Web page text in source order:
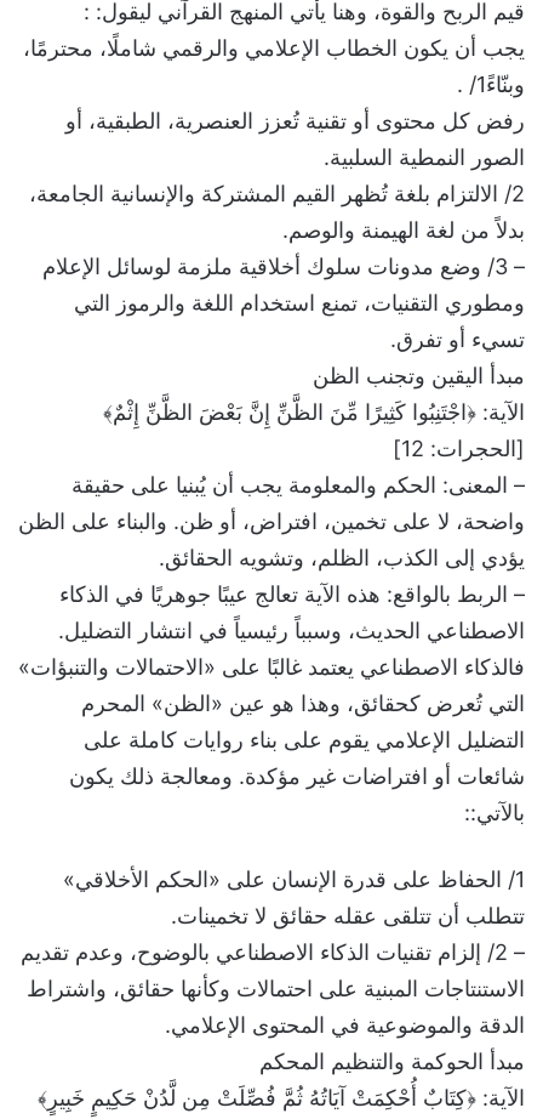
قيم الربح والقوة، وهنا يأتي المنهج القرآني ليقول: :
يجب أن يكون الخطاب الإعلامي والرقمي شاملًا، محترمًا،
وبنّاءً1/ .
رفض كل محتوى أو تقنية تُعزز العنصرية، الطبقية، أو
الصور النمطية السلبية.
2/ الالتزام بلغة تُظهر القيم المشتركة والإنسانية الجامعة،
بدلاً من لغة الهيمنة والوصم.
– 3/ وضع مدونات سلوك أخلاقية ملزمة لوسائل الإعلام
ومطوري التقنيات، تمنع استخدام اللغة والرموز التي
تسيء أو تفرق.
مبدأ اليقين وتجنب الظن
الآية: ﴿اجْتَنِبُوا كَثِيرًا مِّنَ الظَّنِّ إِنَّ بَعْضَ الظَّنِّ إِثْمٌ﴾
[الحجرات: 12]
– المعنى: الحكم والمعلومة يجب أن يُبنيا على حقيقة
واضحة، لا على تخمين، افتراض، أو ظن. والبناء على الظن
يؤدي إلى الكذب، الظلم، وتشويه الحقائق.
– الربط بالواقع: هذه الآية تعالج عيبًا جوهريًا في الذكاء
الاصطناعي الحديث، وسبباً رئيسياً في انتشار التضليل.
فالذكاء الاصطناعي يعتمد غالبًا على «الاحتمالات والتنبؤات»
التي تُعرض كحقائق، وهذا هو عين «الظن» المحرم
التضليل الإعلامي يقوم على بناء روايات كاملة على
شائعات أو افتراضات غير مؤكدة. ومعالجة ذلك يكون
بالآتي::
1/ الحفاظ على قدرة الإنسان على «الحكم الأخلاقي»
تتطلب أن تتلقى عقله حقائق لا تخمينات.
– 2/ إلزام تقنيات الذكاء الاصطناعي بالوضوح، وعدم تقديم
الاستنتاجات المبنية على احتمالات وكأنها حقائق، واشتراط
الدقة والموضوعية في المحتوى الإعلامي.
مبدأ الحوكمة والتنظيم المحكم
الآية: ﴿كِتَابٌ أُحْكِمَتْ آيَاتُهُ ثُمَّ فُصِّلَتْ مِن لَّدُنْ حَكِيمٍ خَبِيرٍ﴾